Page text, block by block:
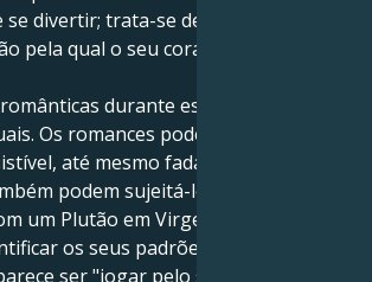
divertir; trata-se de descobrir a
pela qual o seu coração bate mais
durante este trânsito não
Os romances podem assumir uma
até mesmo fadada, e agitar a
podem sujeitá-lo a testar os
um Plutão em Virgem, está a ser
os seus padrões - aceita a
ser "jogar pelo seguro" no que